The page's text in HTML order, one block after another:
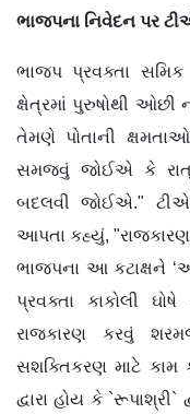
ભાજપના નિવેદન પર
ભાજપ પ્રવક્તા સમિક
ક્ષેત્રમાં પુરુષોથી
તેમણે પોતાની
સમજવું જોઈએ કે રાત્રે
બદલવી જોઈએ."
આપતા કહ્યું, "રાજકારણ
ભાજપના આ કટાક્ષને
પ્રવક્તા કાકોલી
રાજકારણ કરવું
સશક્તિકરણ માટે કામ
દ્વારા હોય કે